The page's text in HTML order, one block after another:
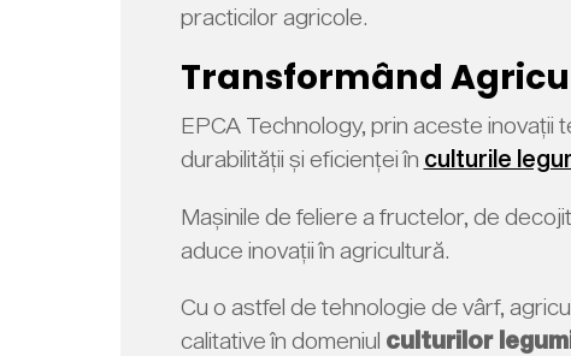
practicilor agricole.
Transformând
EPCA Technology, prin aceste
durabilității și eficienței în culturile
Mașinile de feliere a fructelor, de
aduce inovații în agricultură.
Cu o astfel de tehnologie de vârf,
calitative în domeniul culturilor